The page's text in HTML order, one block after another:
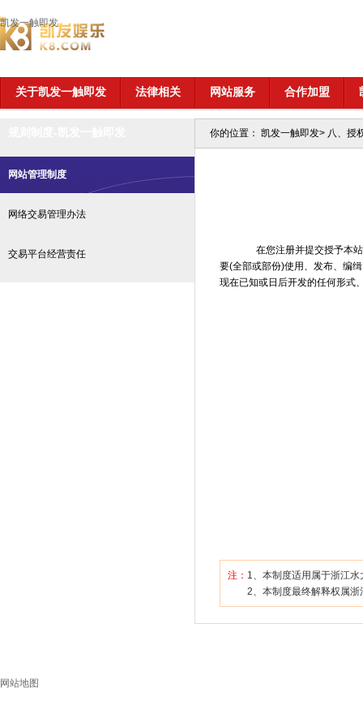
凯发一触即发
关于凯发一触即发 法律相关 网站服务 合作加盟
网站管理制度
网络交易管理办法
交易平台经营责任
你的位置： 凯发一触即发> 八、授
在您注册并提交授予本站
要(全部或部份)使用、发布、编
现在已知或日后开发的任何形式
注： 1、本制度适用属于浙江
2、本制度最终解释权属浙
网站地图